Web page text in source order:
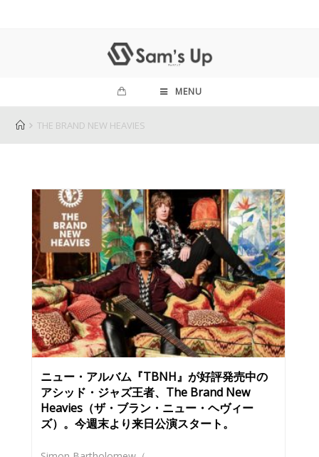
MENU
THE BRAND NEW HEAVIES
ニュー・アルバム『TBNH』が好評発売中の
アシッド・ジャズ王者、The Brand New
Heavies（ザ・ブラン・ニュー・ヘヴィー
ズ）。今週末より来日公演スタート。